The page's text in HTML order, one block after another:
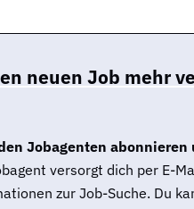
neuen Job mehr
Jobagenten
versorgt dich per E-
zur Job-Suche. Du